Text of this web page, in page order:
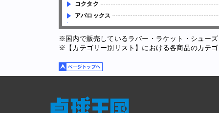
コクタク
アバロックス
※国内で販売しているラバー・ラケット・シュー
※【カテゴリー別リスト】における各商品のカテ